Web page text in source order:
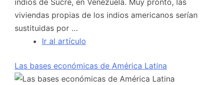
indios de Sucre, en Venezuela. Muy pronto, las
viviendas propias de los indios americanos serían
sustituidas por …
Ir al artículo
Las bases económicas de América Latina